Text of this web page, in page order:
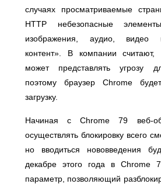
случаях просматриваемые
HTTP небезопасные
изображения, аудио, видео
контент». В компании считают,
может представлять угрозу
поэтому браузер Chrome
загрузку.
Начиная с Chrome 79 веб-
осуществлять блокировку всего
но вводиться нововведения
декабре этого года в Chrome
параметр, позволяющий